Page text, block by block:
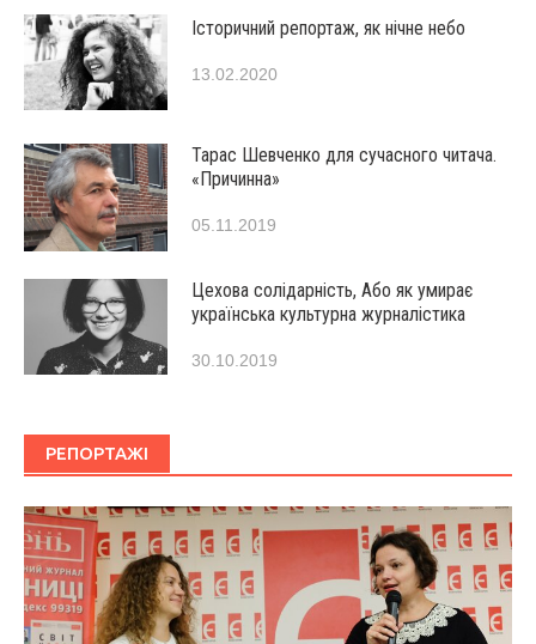
Історичний репортаж, як нічне небо
13.02.2020
Тарас Шевченко для сучасного читача.
«Причинна»
05.11.2019
Цехова солідарність, Або як умирає
українська культурна журналістика
30.10.2019
РЕПОРТАЖІ